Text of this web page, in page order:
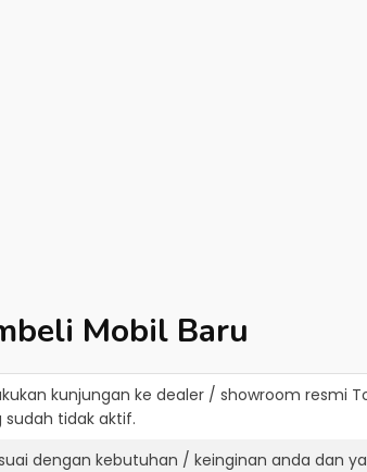
Mobil Baru
kunjungan ke dealer / showroom resmi
tidak aktif.
dengan kebutuhan / keinginan anda dan